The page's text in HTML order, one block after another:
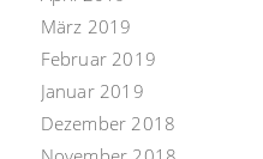
März 2019
Februar 2019
Januar 2019
Dezember 2018